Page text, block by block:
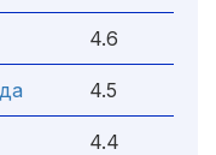
4.6
4.5
4.4